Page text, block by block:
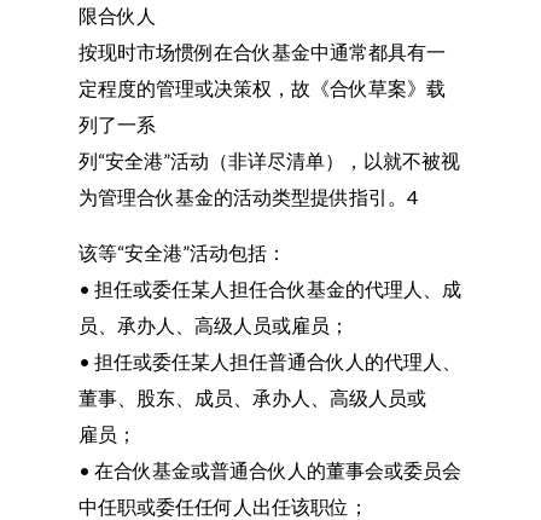
限合伙人
按现时市场惯例在合伙基金中通常都具有一
定程度的管理或决策权，故《合伙草案》载
列了一系
列“安全港”活动（非详尽清单），以就不被视
为管理合伙基金的活动类型提供指引。4
该等“安全港”活动包括：
• 担任或委任某人担任合伙基金的代理人、成
员、承办人、高级人员或雇员；
• 担任或委任某人担任普通合伙人的代理人、
董事、股东、成员、承办人、高级人员或
雇员；
• 在合伙基金或普通合伙人的董事会或委员会
中任职或委任任何人出任该职位；